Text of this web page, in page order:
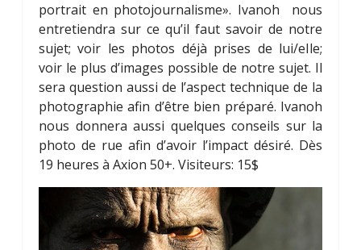
portrait en photojournalisme». Ivanoh nous
entretiendra sur ce qu’il faut savoir de notre
sujet; voir les photos déjà prises de lui/eIle;
voir le plus d’images possible de notre sujet. Il
sera question aussi de l’aspect technique de la
photographie afin d’être bien préparé. Ivanoh
nous donnera aussi quelques conseils sur la
photo de rue afin d’avoir l’impact désiré. Dès
19 heures à Axion 50+. Visiteurs: 15$